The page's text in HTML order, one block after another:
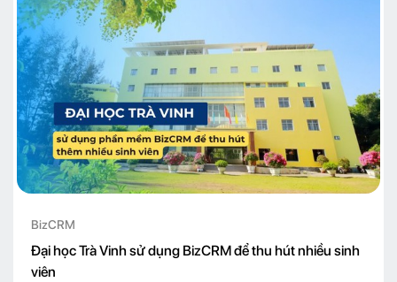
BizCRM
Đại học Trà Vinh sử dụng BizCRM để thu hút nhiều sinh
viên